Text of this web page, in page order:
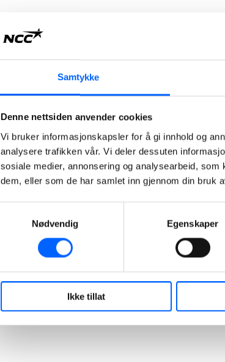
Samtykke
Denne nettsiden anvender cookies
Vi bruker informasjonskapsler for å gi innhold og
analysere trafikken vår. Vi deler dessuten
sosiale medier, annonsering og analysearbeid,
dem, eller som de har samlet inn gjennom din bruk
Nødvendig
Egenskaper
Ikke tillat